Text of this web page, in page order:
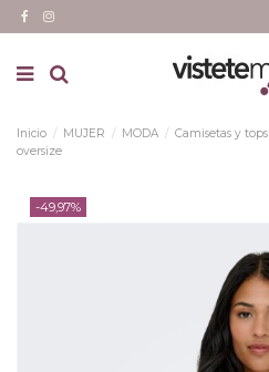
Inicio MUJER MODA Camisetas y tops
oversize
-49,97%